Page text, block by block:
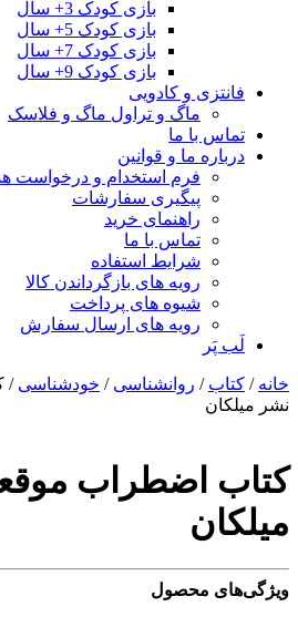
بازی کودک 3+ سال
بازی کودک 5+ سال
بازی کودک 7+ سال
بازی کودک 9+ سال
فانتزی و کادویی
ماگ و تراول ماگ و فلاسک
تماس با ما
درباره ما و قوانین
فرم استخدام و درخواست
پیگیری سفارشات
راهنمای خرید
تماس با ما
شرایط استفاده
رویه های بازگرداندن کالا
شیوه های پرداخت
رویه های ارسال سفارش
لَب پَر
خانه / کتاب / روانشناسی / خودشناسی /
نشر میلکان
کتاب اضطراب
میلکان
ویژگی‌های محصول